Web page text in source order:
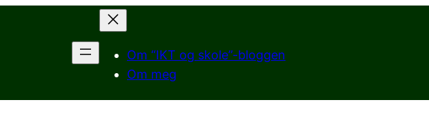
Om “IKT og skole”-bloggen
Om meg